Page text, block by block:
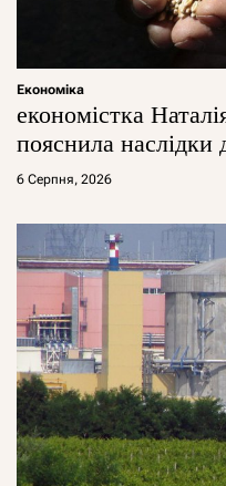
Економіка
економістка
пояснила наслідки
6 Серпня, 2026